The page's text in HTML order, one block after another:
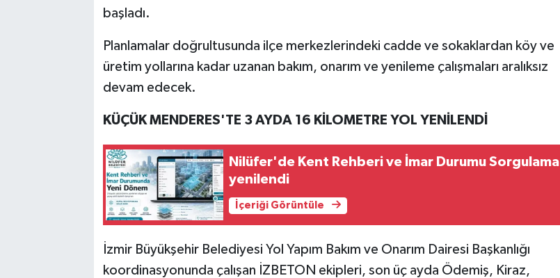
başladı.
Planlamalar doğrultusunda ilçe merkezlerindeki cadde ve sokaklardan köy ve
üretim yollarına kadar uzanan bakım, onarım ve yenileme çalışmaları aralıksız
devam edecek.
KÜÇÜK MENDERES'TE 3 AYDA 16 KİLOMETRE YOL YENİLENDİ
Nilüfer'de Kent Rehberi ve İmar Durumu Sorgulama
yenilendi
İçeriği Görüntüle
İzmir Büyükşehir Belediyesi Yol Yapım Bakım ve Onarım Dairesi Başkanlığı
koordinasyonunda çalışan İZBETON ekipleri, son üç ayda Ödemiş, Kiraz,